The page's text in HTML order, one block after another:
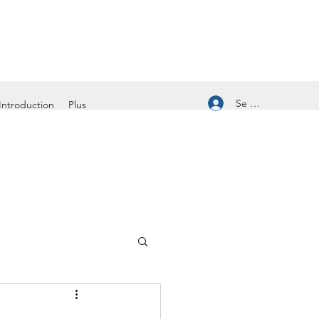
Plus Se connecter